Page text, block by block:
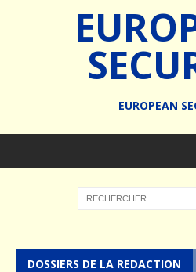
EUROPEAN
DOSSIERS DE LA REDACTION